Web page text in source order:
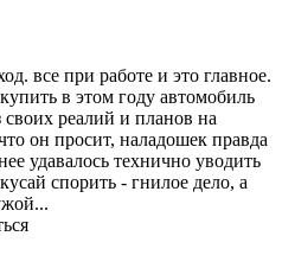
все при работе и это главное.
в этом году автомобиль
реалий и планов на
он просит, наладошек правда
удавалось технично уводить
спорить - гнилое дело, а